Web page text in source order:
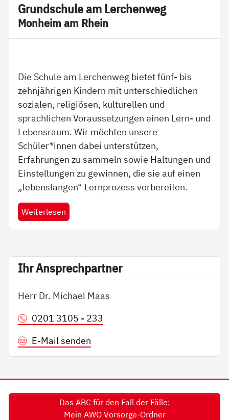
Grund­schu­le am Ler­chen­weg
Mon­heim am Rhein
Die Schule am Lerchenweg bietet fünf- bis
zehnjährigen Kindern mit unterschiedlichen
sozialen, religiösen, kulturellen und
sprachlichen Voraussetzungen einen Lern- und
Lebensraum. Wir möchten unsere
Schüler*innen dabei unterstützen,
Erfahrungen zu sammeln sowie Haltungen und
Einstellungen zu gewinnen, die sie auf einen
„lebenslangen“ Lernprozess vorbereiten.
Weiterlesen
Ihr An­sp­rech­part­ner
Herr Dr. Michael Maas
0201 3105 - 233
E-Mail senden
Das ABC für den Fall der Fälle:
Mein AWO Vorsorge-Ordner